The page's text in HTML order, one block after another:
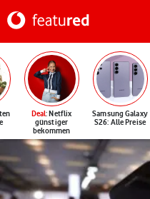
Deal: Netflix
günstiger
bekommen
Samsung Galaxy
S26: Alle Preise